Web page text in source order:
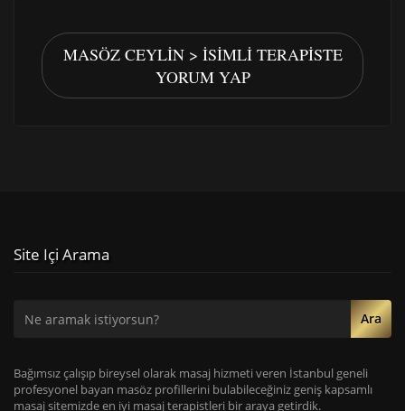
MASÖZ CEYLIN > İSIMLI TERAPISTE
YORUM YAP
Site Içi Arama
Ara
Bağımsız çalışıp bireysel olarak masaj hizmeti veren İstanbul geneli
profesyonel bayan masöz profillerini bulabileceğiniz geniş kapsamlı
masaj sitemizde en iyi masaj terapistleri bir araya getirdik.